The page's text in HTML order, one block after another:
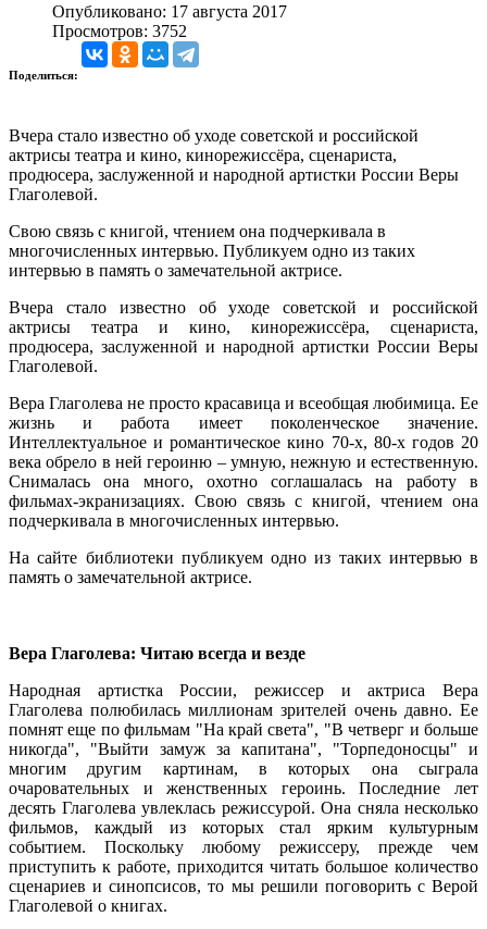
Опубликовано: 17 августа 2017
Просмотров: 3752
Поделиться:
Вчера стало известно об уходе советской и российской
актрисы театра и кино, кинорежиссёра, сценариста,
продюсера, заслуженной и народной артистки России Веры
Глаголевой.
Свою связь с книгой, чтением она подчеркивала в
многочисленных интервью. Публикуем одно из таких
интервью в память о замечательной актрисе.
Вчера стало известно об уходе советской и российской
актрисы театра и кино, кинорежиссёра, сценариста,
продюсера, заслуженной и народной артистки России Веры
Глаголевой.
Вера Глаголева не просто красавица и всеобщая любимица. Ее
жизнь и работа имеет поколенческое значение.
Интеллектуальное и романтическое кино 70-х, 80-х годов 20
века обрело в ней героиню – умную, нежную и естественную.
Снималась она много, охотно соглашалась на работу в
фильмах-экранизациях. Свою связь с книгой, чтением она
подчеркивала в многочисленных интервью.
На сайте библиотеки публикуем одно из таких интервью в
память о замечательной актрисе.
Вера Глаголева: Читаю всегда и везде
Народная артистка России, режиссер и актриса Вера
Глаголева полюбилась миллионам зрителей очень давно. Ее
помнят еще по фильмам "На край света", "В четверг и больше
никогда", "Выйти замуж за капитана", "Торпедоносцы" и
многим другим картинам, в которых она сыграла
очаровательных и женственных героинь. Последние лет
десять Глаголева увлеклась режиссурой. Она сняла несколько
фильмов, каждый из которых стал ярким культурным
событием. Поскольку любому режиссеру, прежде чем
приступить к работе, приходится читать большое количество
сценариев и синопсисов, то мы решили поговорить с Верой
Глаголевой о книгах.